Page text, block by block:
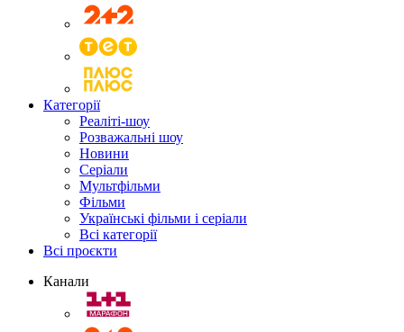
Категорії
Реаліті-шоу
Розважальні шоу
Новини
Серіали
Мультфільми
Фільми
Українські фільми і серіали
Всі категорії
Всі проєкти
Канали